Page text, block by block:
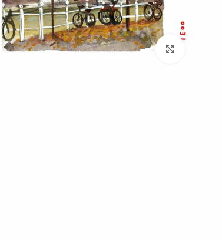
برای بزرگنمایی کلیک کنید